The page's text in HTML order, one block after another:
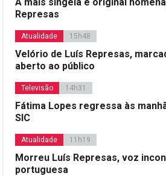
Represas
Atualidade 15h48
Velório de Luís Represas,
aberto ao público
Televisão 14h31
Fátima Lopes regressa às
SIC
Atualidade 11h19
Morreu Luís Represas, voz
portuguesa